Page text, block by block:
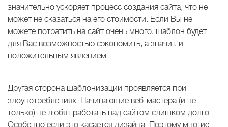
значительно ускоряет процесс создания сайта, что не
может не сказаться на его стоимости. Если Вы не
можете потратить на сайт очень много, шаблон будет
для Вас возможностью сэкономить, а значит, и
положительным явлением.
Другая сторона шаблонизации проявляется при
злоупотреблениях. Начинающие веб-мастера (и не
только) не любят работать над сайтом слишком долго.
Особенно если это касается дизайна. Поэтому многие